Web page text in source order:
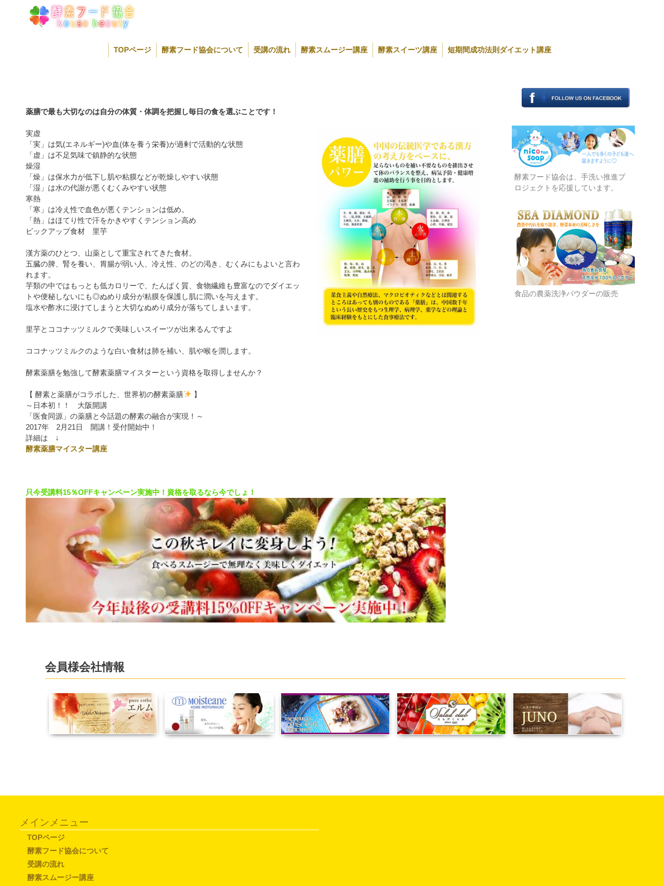
TOPページ 酵素フード協会について 受講の流れ 酵素スムージー講座 酵素スイーツ講座 短期間成功法則ダイエット講座
薬膳で最も大切なのは自分の体質・体調を把握し毎日の食を選ぶことです！
実虚
「実」は気(エネルギー)や血(体を養う栄養)が過剰で活動的な状態
「虚」は不足気味で鎮静的な状態
燥湿
「燥」は保水力が低下し肌や粘膜などが乾燥しやすい状態
「湿」は水の代謝が悪くむくみやすい状態
寒熱
「寒」は冷え性で血色が悪くテンションは低め。
「熱」はほてり性で汗をかきやすくテンション高め
ピックアップ食材 里芋
漢方薬のひとつ、山薬として重宝されてきた食材。
五臓の脾、腎を養い、胃腸が弱い人、冷え性、のどの渇き、むくみにもよいと言わ
れます。
芋類の中ではもっとも低カロリーで、たんぱく質、食物繊維も豊富なのでダイエッ
トや便秘しないにも◎ぬめり成分が粘膜を保護し肌に潤いを与えます。
塩水や酢水に浸けてしまうと大切なぬめり成分が落ちてしまいます。
里芋とココナッツミルクで美味しいスイーツが出来るんですよ
ココナッツミルクのような白い食材は肺を補い、肌や喉を潤します。
酵素薬膳を勉強して酵素薬膳マイスターという資格を取得しませんか？
【 酵素と薬膳がコラボした、世界初の酵素薬膳
】
～日本初！！ 大阪開講
「医食同源」の薬膳と今話題の酵素の融合が実現！～
2017年 2月21日 開講！受付開始中！
詳細は ↓
酵素薬膳マイスター講座
只今受講料15％OFFキャンペーン実施中！資格を取るなら今でしょ！
酵素フード協会は、手洗い推進プ
ロジェクトを応援しています。
食品の農薬洗浄パウダーの販売
会員様会社情報
メインメニュー
TOPページ
酵素フード協会について
受講の流れ
酵素スムージー講座